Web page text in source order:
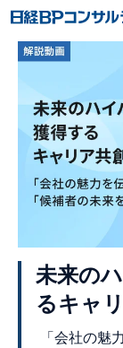
未来の
るキャ
「会社の魅